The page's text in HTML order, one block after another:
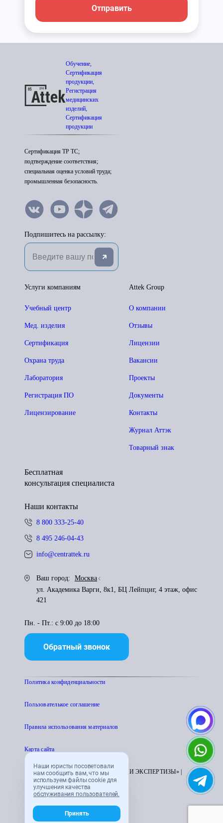
Наши юристы посоветовали
нам сообщить вам, что мы
используем файлы cookie для
улучшения качества
обслуживания пользователей.
Принять
Отправить
Обучение,
Сертификация
продукции,
Регистрация
медицинских
изделий,
Сертификация
продукции
Сертификация ТР ТС;
подтверждение соответствия;
специальная оценка условий труда;
промышленная безопасность.
Подпишитесь на рассылку:
Attek Group
О компании
Отзывы
Лицензии
Вакансии
Проекты
Документы
Контакты
Журнал Аттэк
Товарный знак
Услуги компаниям
Учебный центр
Мед. изделия
Сертификация
Охрана труда
Лаборатория
Регистрация ПО
Лицензирование
Бесплатная
консультация специалиста
Наши контакты
8 800 333-25-40
8 495 246-04-43
info@centrattek.ru
Ваш город:
Москва
ул. Академика Варги, 8к1, БЦ Лейпциг, 4 этаж, офис
421
Пн. - Пт.: с 9:00 до 18:00
Обратный звонок
Политика конфиденциальности
Пользователькое соглашение
Правила использования материалов
Карта сайта
© 1995 - 2026 «ЦЕНТР АТТЕСТАЦИИ И ЭКСПЕРТИЗЫ» |
CENTRATTEK.RU